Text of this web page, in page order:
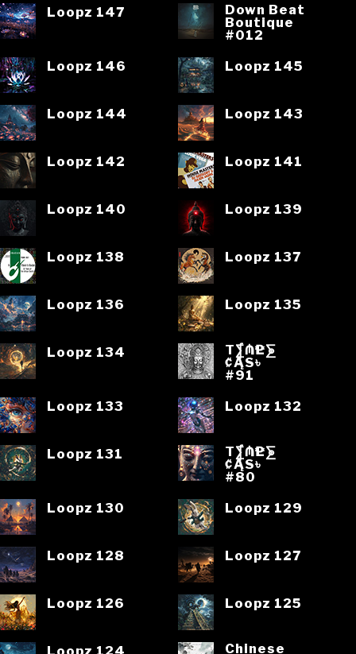
Loopz 147
Down Beat
Boutique
#012
Loopz 146
Loopz 145
Loopz 144 Loopz 143
Loopz 142 Loopz 141
Loopz 140 Loopz 139
Loopz 138 Loopz 137
Loopz 136 Loopz 135
Loopz 134
T⨋₼₱L⨊
₡ĄS৳
#91
Loopz 133
Loopz 132
Loopz 131
T⨋₼₱L⨊
₡ĄS৳
#80
Loopz 130
Loopz 129
Loopz 128 Loopz 127
Loopz 126 Loopz 125
Loopz 124
Chinese